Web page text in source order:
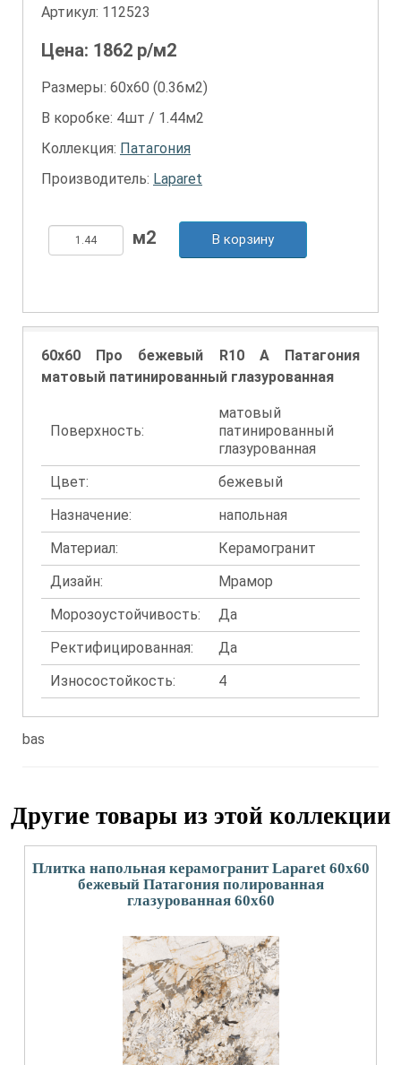
Артикул: 112523
Цена: 1862 р/м2
Размеры: 60х60 (0.36м2)
В коробке: 4шт / 1.44м2
Коллекция: Патагония
Производитель: Laparet
В корзину
60x60 Про бежевый R10 A Патагония
матовый патинированный глазурованная
Поверхность:
матовый
патинированный
глазурованная
Цвет:
бежевый
Назначение:
напольная
Материал:
Керамогранит
Дизайн:
Мрамор
Морозоустойчивость:
Да
Ректифицированная:
Да
Износостойкость:
4
bas
Другие товары из этой коллекции
Плитка напольная керамогранит Laparet 60x60
бежевый Патагония полированная
глазурованная 60x60